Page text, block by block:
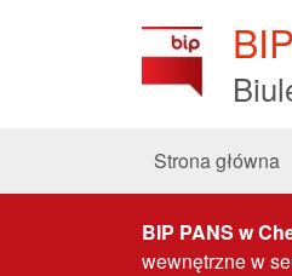
Strona główna
BIP PANS w
wewnętrzne w